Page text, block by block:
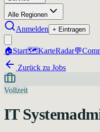
Alle Regionen
Anmelden + Eintragen
🏠Start🗺️KarteRadar💬
Zurück zu Jobs
Vollzeit
IT